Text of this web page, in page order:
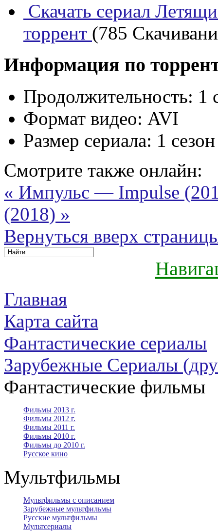
Скачать сериал
торрент (785
Информация по
Продолжительность: 1
Формат видео: AVI
Размер сериала: 1
Смотрите также онлайн:
« Импульс — Impulse
(2018) »
Вернуться вверх
Главная
Карта сайта
Фантастические сериалы
Зарубежные Сериалы
Фантастические фильмы
Фильмы 2013 г.
Фильмы 2012 г.
Фильмы 2011 г.
Фильмы 2010 г.
Фильмы до 2010 г.
Русское кино
Мультфильмы
Мультфильмы с описанием
Зарубежные мультфильмы
Русские мультфильмы
Мультсериалы